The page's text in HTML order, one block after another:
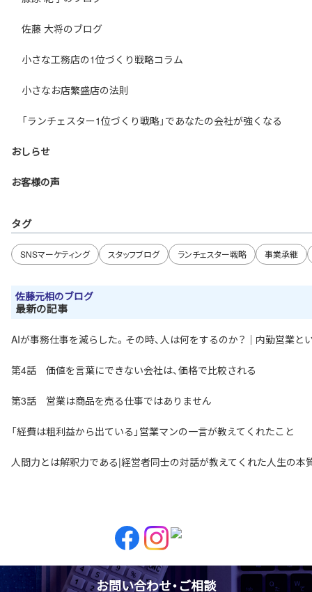
佐藤 大将のブログ
小さな工務店の1位づくり戦略コラム
小さなお店繁盛店の法則
「ランチェスター1位づくり戦略」であなたの会社が強くなる
おしらせ
お客様の声
タグ
SNSマーケティング スタッフブログ ランチェスター戦略 事業承継
佐藤元相のブログ
最新の記事
AIが事務仕事を減らした。その時、人は何をするのか？｜内勤営業と
第4話 価値を言葉にできない会社は、価格で比較される
第3話 営業は商品を売る仕事ではありません
「経費は粗利益から出ている」営業マンの一言が教えてくれたこと
人間力とは解釈力である|経営者同士の対話が教えてくれた人生の本
お問い合わせ・ご相談